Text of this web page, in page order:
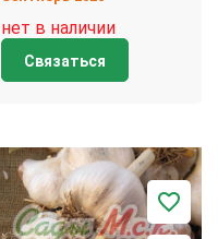
нет в наличии
Связаться